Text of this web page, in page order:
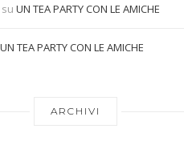
su UN TEA PARTY CON LE AMICHE
UN TEA PARTY CON LE AMICHE
ARCHIVI